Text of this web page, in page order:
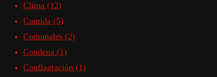
Clima (12)
Comida (5)
Comunales (2)
Condena (1)
Conflagración (1)